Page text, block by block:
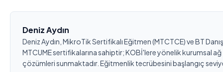
Deniz Aydın
Deniz Aydın, MikroTik Sertifikalı Eğitmen (MTCTCE) ve BT
MTCUME sertifikalarına sahiptir; KOBİ'lere yönelik kurumsal
çözümleri sunmaktadır. Eğitmenlik tecrübesini başlangıç